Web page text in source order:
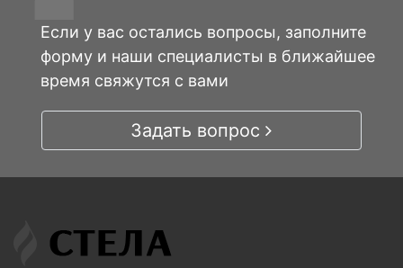
Если у вас остались вопросы, заполните
форму и наши специалисты в ближайшее
время свяжутся с вами
Задать вопрос